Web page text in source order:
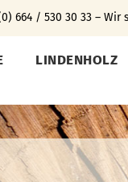
664 / 530 30 33 –
LINDENHOLZ